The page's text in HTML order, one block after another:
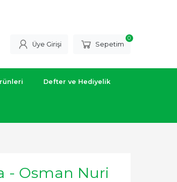
Üye Girişi Sepetim
0
Defter ve Hediyelik
- Osman Nuri